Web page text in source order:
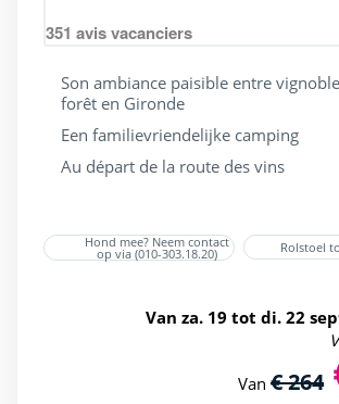
351 avis vacanciers
Son ambiance paisible entre
forêt en Gironde
Een familievriendelijke camping
Au départ de la route des vins
Hond mee? Neem contact
op via (010-303.18.20) Rolstoel
Van za. 19 tot di. 22
Van € 264